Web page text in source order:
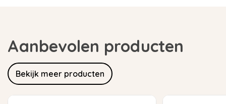
Aanbevolen producten
Bekijk meer producten